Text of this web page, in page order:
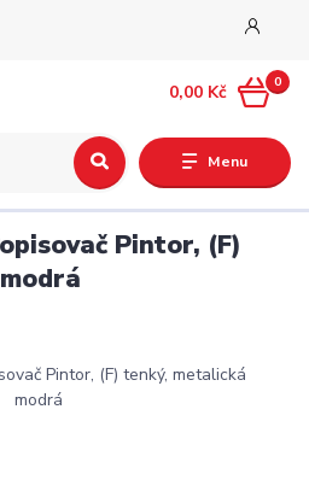
Menu
0
0,00 Kč
Pintor, (F)